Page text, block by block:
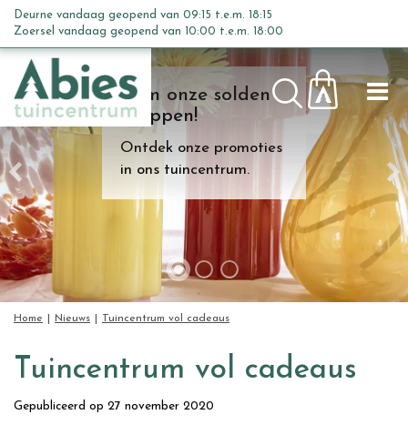
n
c
o
n
t
e
n
t
Kom onze solden
shoppen!
Ontdek onze promoties
in ons tuincentrum.
Home Nieuws Tuincentrum vol cadeaus
Deurne vandaag geopend van 09:15 t.e.m. 18:15
Zoersel vandaag geopend van 10:00 t.e.m. 18:00
Tuincentrum vol cadeaus
Gepubliceerd op 27 november 2020